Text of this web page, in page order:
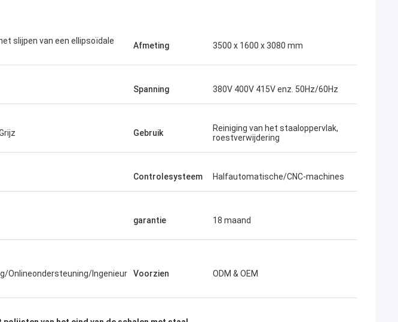
slijpen van een ellipsoïdale
Afmeting 3500 x 1600 x 3080 mm
Spanning 380V 400V 415V enz. 50Hz/60Hz
Gebruik
Reiniging van het staaloppervlak,
roestverwijdering
Controlesysteem Halfautomatische/CNC-machines
garantie 18 maand
Onlineondersteuning/Ingenieur
Voorzien ODM & OEM